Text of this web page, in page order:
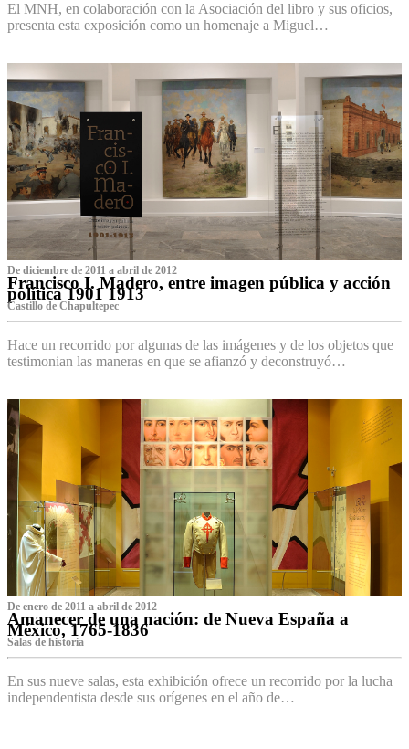
El MNH, en colaboración con la Asociación del libro y sus oficios,
presenta esta exposición como un homenaje a Miguel…
De diciembre de 2011 a abril de 2012
Francisco I. Madero, entre imagen pública y acción
política 1901 1913
Castillo de Chapultepec
Hace un recorrido por algunas de las imágenes y de los objetos que
testimonian las maneras en que se afianzó y deconstruyó…
De enero de 2011 a abril de 2012
Amanecer de una nación: de Nueva España a
México, 1765-1836
Salas de historia
En sus nueve salas, esta exhibición ofrece un recorrido por la lucha
independentista desde sus orígenes en el año de…